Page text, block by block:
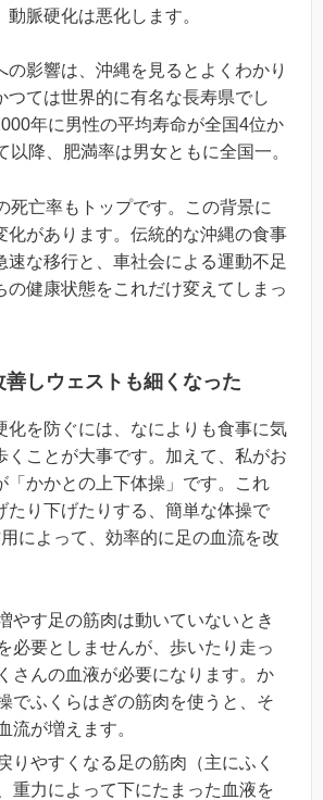
脈硬化は悪化します。
の影響は、沖縄を見るとよくわかり
つては世界的に有名な長寿県でし
年に男性の平均寿命が全国4位か
以降、肥満率は男女ともに全国一。
死亡率もトップです。この背景に
化があります。伝統的な沖縄の食事
速な移行と、車社会による運動不足
の健康状態をこれだけ変えてしまっ
善しウェストも細くなった
化を防ぐには、なによりも食事に気
くことが大事です。加えて、私がお
「かかとの上下体操」です。これ
たり下げたりする、簡単な体操で
によって、効率的に足の血流を改
やす足の筋肉は動いていないとき
必要としませんが、歩いたり走っ
さんの血液が必要になります。か
でふくらはぎの筋肉を使うと、そ
流が増えます。
りやすくなる足の筋肉（主にふく
重力によって下にたまった血液を